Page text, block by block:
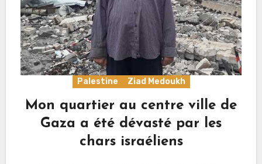
Palestine Ziad Medoukh
Mon quartier au centre ville de
Gaza a été dévasté par les
chars israéliens